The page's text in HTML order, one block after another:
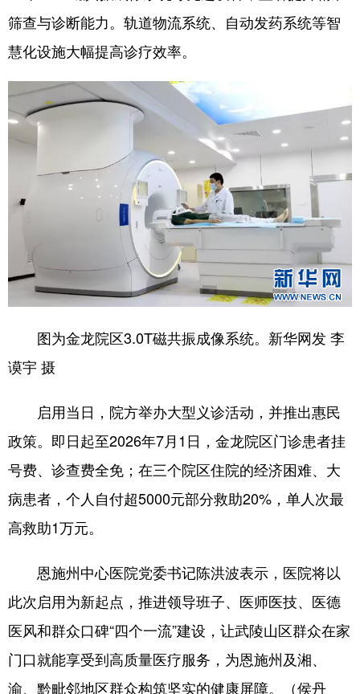
筛查与诊断能力。轨道物流系统、自动发药系统等智
慧化设施大幅提高诊疗效率。
图为金龙院区3.0T磁共振成像系统。新华网发 李
谟宇 摄
启用当日，院方举办大型义诊活动，并推出惠民
政策。即日起至2026年7月1日，金龙院区门诊患者挂
号费、诊查费全免；在三个院区住院的经济困难、大
病患者，个人自付超5000元部分救助20%，单人次最
高救助1万元。
恩施州中心医院党委书记陈洪波表示，医院将以
此次启用为新起点，推进领导班子、医师医技、医德
医风和群众口碑“四个一流”建设，让武陵山区群众在家
门口就能享受到高质量医疗服务，为恩施州及湘、
渝、黔毗邻地区群众构筑坚实的健康屏障。（侯丹